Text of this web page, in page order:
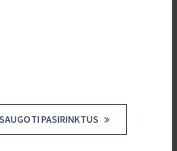
PASIRINKTUS